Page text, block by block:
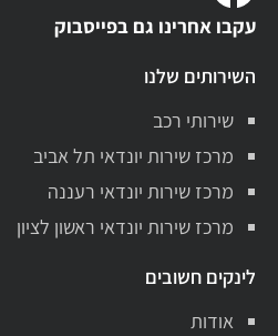
עקבו אחרינו גם בפייסבוק
השירותים שלנו
שירותי רכב
מרכז שירות יונדאי תל אביב
מרכז שירות יונדאי רעננה
מרכז שירות יונדאי ראשון לציון
לינקים חשובים
אודות